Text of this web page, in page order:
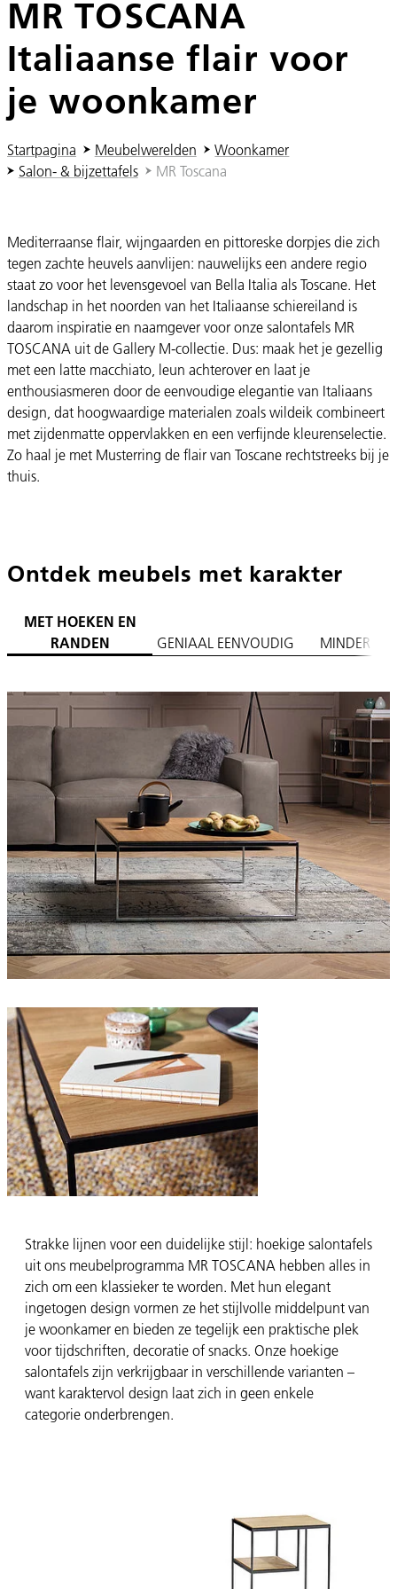
MR TOSCANA
Italiaanse flair voor
je woonkamer
U ben hier:
Startpagina Meubelwerelden
Woonkamer
Salon- & bijzettafels
MR Toscana
Mediterraanse flair, wijngaarden en pittoreske dorpjes die zich
tegen zachte heuvels aanvlijen: nauwelijks een andere regio
staat zo voor het levensgevoel van Bella Italia als Toscane. Het
landschap in het noorden van het Italiaanse schiereiland is
daarom inspiratie en naamgever voor onze salontafels MR
TOSCANA uit de Gallery M-collectie. Dus: maak het je gezellig
met een latte macchiato, leun achterover en laat je
enthousiasmeren door de eenvoudige elegantie van Italiaans
design, dat hoogwaardige materialen zoals wildeik combineert
met zijdenmatte oppervlakken en een verfijnde kleurenselectie.
Zo haal je met Musterring de flair van Toscane rechtstreeks bij je
thuis.
Ontdek meubels met karakter
MET HOEKEN EN
RANDEN
GENIAAL EENVOUDIG MINDER IS
Strakke lijnen voor een duidelijke stijl: hoekige salontafels
uit ons meubelprogramma MR TOSCANA hebben alles in
zich om een klassieker te worden. Met hun elegant
ingetogen design vormen ze het stijlvolle middelpunt van
je woonkamer en bieden ze tegelijk een praktische plek
voor tijdschriften, decoratie of snacks. Onze hoekige
salontafels zijn verkrijgbaar in verschillende varianten –
want karaktervol design laat zich in geen enkele
categorie onderbrengen.